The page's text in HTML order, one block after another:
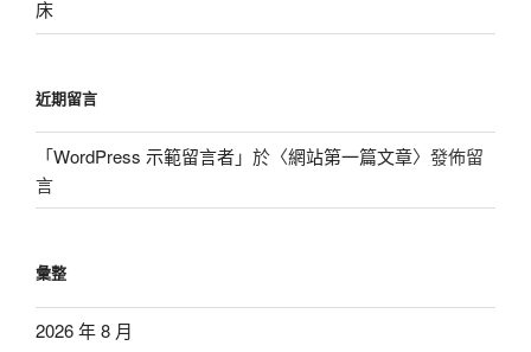
床
近期留言
「WordPress 示範留言者」於〈網站第一篇文章〉發佈留
言
彙整
2026 年 8 月